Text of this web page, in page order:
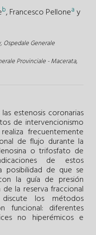
b,Francesco Pellonea y
Generale
Provinciale - Macerata,
estenosis coronarias
de intervencionismo
frecuentemente
de flujo durante la
o trifosfato de
de estos
posibilidad de que se
la guía de presión
la reserva fraccional
los métodos
funcional: diferentes
no hiperémicos e